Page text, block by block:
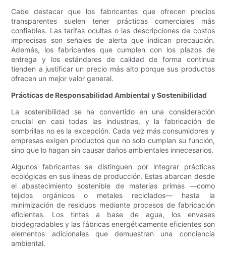
Cabe destacar que los fabricantes que ofrecen precios
transparentes suelen tener prácticas comerciales más
confiables. Las tarifas ocultas o las descripciones de costos
imprecisas son señales de alerta que indican precaución.
Además, los fabricantes que cumplen con los plazos de
entrega y los estándares de calidad de forma continua
tienden a justificar un precio más alto porque sus productos
ofrecen un mejor valor general.
Prácticas de Responsabilidad Ambiental y Sostenibilidad
La sostenibilidad se ha convertido en una consideración
crucial en casi todas las industrias, y la fabricación de
sombrillas no es la excepción. Cada vez más consumidores y
empresas exigen productos que no solo cumplan su función,
sino que lo hagan sin causar daños ambientales innecesarios.
Algunos fabricantes se distinguen por integrar prácticas
ecológicas en sus líneas de producción. Estas abarcan desde
el abastecimiento sostenible de materias primas —como
tejidos orgánicos o metales reciclados— hasta la
minimización de residuos mediante procesos de fabricación
eficientes. Los tintes a base de agua, los envases
biodegradables y las fábricas energéticamente eficientes son
elementos adicionales que demuestran una conciencia
ambiental.